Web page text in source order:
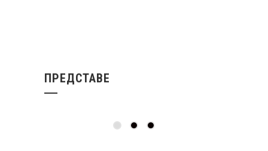
ПРЕДСТАВЕ